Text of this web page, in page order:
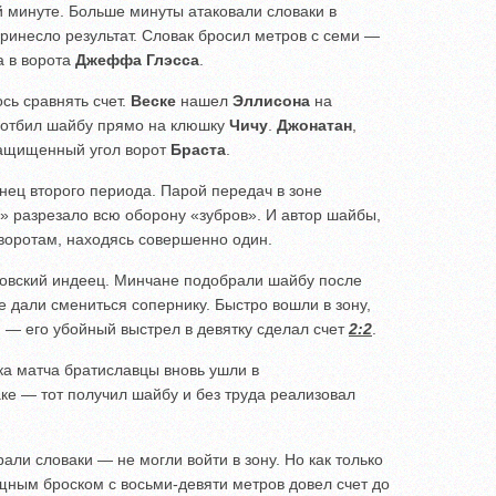
Больше минуты атаковали словаки в
результат. Словак бросил метров с семи —
в ворота Джеффа Глэсса.
сравнять счет. Веске нашел Эллисона на
шайбу прямо на клюшку Чичу. Джонатан,
угол ворот Браста.
второго периода. Парой передач в зоне
разрезало всю оборону «зубров». И автор шайбы,
находясь совершенно один.
индеец. Минчане подобрали шайбу после
дали смениться сопернику. Быстро вошли в зону,
его убойный выстрел в девятку сделал счет2:2.
матча братиславцы вновь ушли в
— тот получил шайбу и без труда реализовал
словаки — не могли войти в зону. Но как только
броском с восьми-девяти метров довел счет до